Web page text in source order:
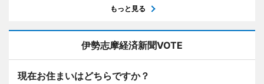
もっと見る
伊勢志摩経済新聞VOTE
現在お住まいはどちらですか？